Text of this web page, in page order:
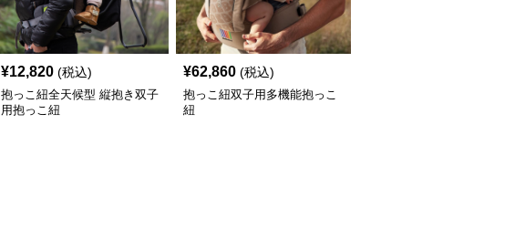
¥12,820 (税込)
抱っこ紐全天候型 縦抱き双子
用抱っこ紐
¥62,860 (税込)
抱っこ紐双子用多機能抱っこ
紐